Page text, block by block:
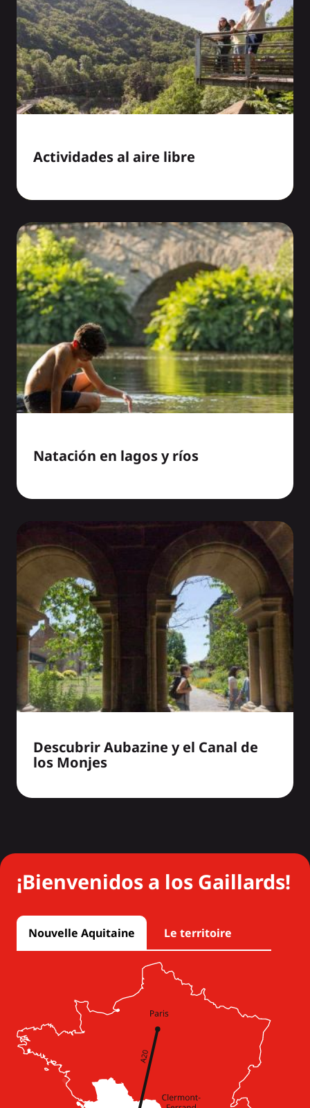
Actividades al aire libre
Natación en lagos y ríos
Descubrir Aubazine y el Canal de
los Monjes
¡Bienvenidos a los Gaillards!
Nouvelle Aquitaine Le territoire